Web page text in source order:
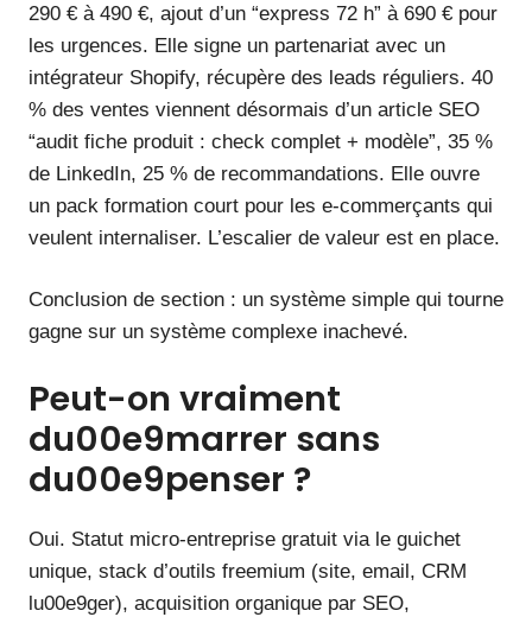
290 € à 490 €, ajout d’un “express 72 h” à 690 € pour
les urgences. Elle signe un partenariat avec un
intégrateur Shopify, récupère des leads réguliers. 40
% des ventes viennent désormais d’un article SEO
“audit fiche produit : check complet + modèle”, 35 %
de LinkedIn, 25 % de recommandations. Elle ouvre
un pack formation court pour les e-commerçants qui
veulent internaliser. L’escalier de valeur est en place.
Conclusion de section : un système simple qui tourne
gagne sur un système complexe inachevé.
Peut-on vraiment
du00e9marrer sans
du00e9penser ?
Oui. Statut micro-entreprise gratuit via le guichet
unique, stack d’outils freemium (site, email, CRM
lu00e9ger), acquisition organique par SEO,